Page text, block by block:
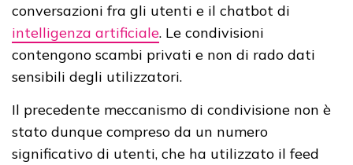
conversazioni fra gli utenti e il chatbot di
intelligenza artificiale. Le condivisioni
contengono scambi privati e non di rado dati
sensibili degli utilizzatori.
Il precedente meccanismo di condivisione non è
stato dunque compreso da un numero
significativo di utenti, che ha utilizzato il feed